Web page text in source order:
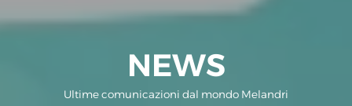
NEWS
Ultime comunicazioni dal mondo Melandri